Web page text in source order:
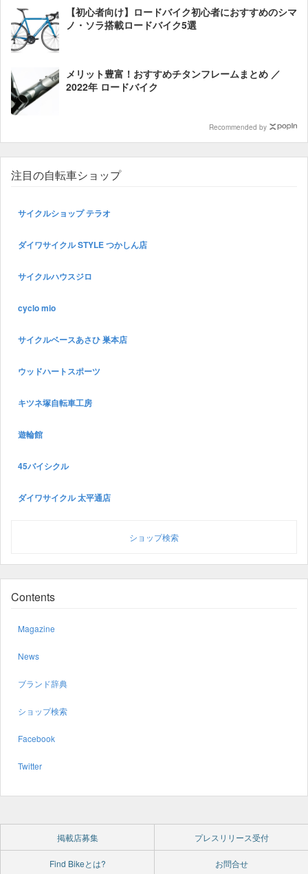
【初心者向け】ロードバイク初心者におすすめのシマ
ノ・ソラ搭載ロードバイク5選
メリット豊富！おすすめチタンフレームまとめ ／
2022年 ロードバイク
Recommended by
注目の自転車ショップ
サイクルショップ テラオ
ダイワサイクル STYLE つかしん店
サイクルハウスジロ
cyclo mio
サイクルベースあさひ 巣本店
ウッドハートスポーツ
キツネ塚自転車工房
遊輪館
45バイシクル
ダイワサイクル 太平通店
ショップ検索
Contents
Magazine
News
ブランド辞典
ショップ検索
Facebook
Twitter
掲載店募集 プレスリリース受付
Find Bikeとは? お問合せ